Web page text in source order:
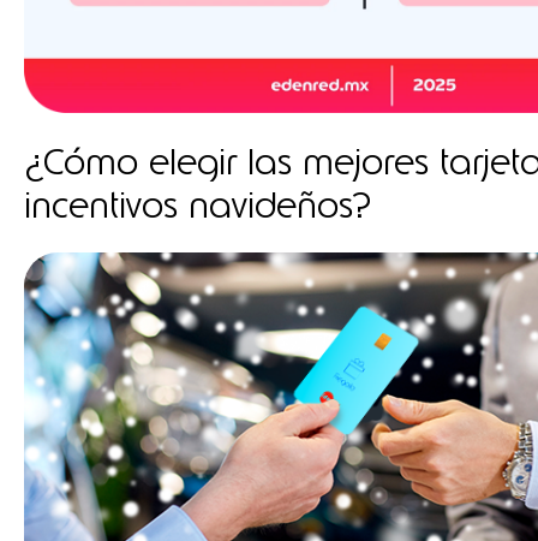
¿Cómo elegir las mejores
incentivos navideños?